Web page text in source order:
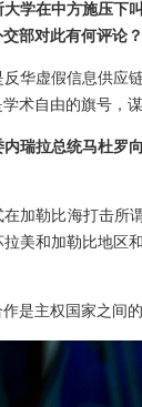
学在中方施压下
部对此有何评论？
华虚假信息供应
术自由的旗号，
瑞拉总统马杜罗
加勒比海打击所
美和加勒比地区
是主权国家之间